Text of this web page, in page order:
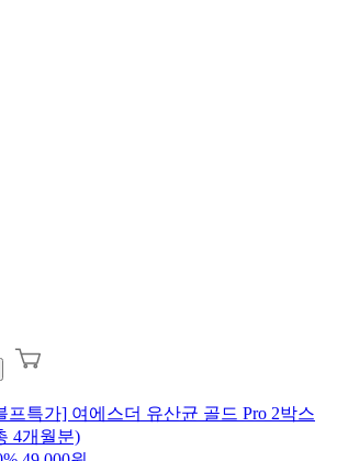
프특가] 여에스더 유산균 골드 Pro 2박스
4개월분)